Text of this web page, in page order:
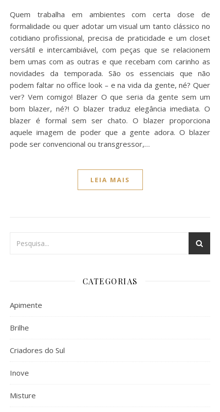
Quem trabalha em ambientes com certa dose de
formalidade ou quer adotar um visual um tanto clássico no
cotidiano profissional, precisa de praticidade e um closet
versátil e intercambiável, com peças que se relacionem
bem umas com as outras e que recebam com carinho as
novidades da temporada. São os essenciais que não
podem faltar no office look – e na vida da gente, né? Quer
ver? Vem comigo! Blazer O que seria da gente sem um
bom blazer, né?! O blazer traduz elegância imediata. O
blazer é formal sem ser chato. O blazer proporciona
aquele imagem de poder que a gente adora. O blazer
pode ser convencional ou transgressor,…
LEIA MAIS
CATEGORIAS
Apimente
Brilhe
Criadores do Sul
Inove
Misture